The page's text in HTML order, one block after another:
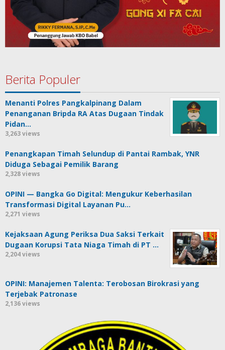
Berita Populer
Menanti Polres Pangkalpinang Dalam
Penanganan Bripda RA Atas Dugaan Tindak
Pidan…
3,263 views
Penangkapan Timah Selundup di Pantai Rambak, YNR
Diduga Sebagai Pemilik Barang
2,328 views
OPINI — Bangka Go Digital: Mengukur Keberhasilan
Transformasi Digital Layanan Pu…
2,271 views
Kejaksaan Agung Periksa Dua Saksi Terkait
Dugaan Korupsi Tata Niaga Timah di PT …
2,204 views
OPINI: Manajemen Talenta: Terobosan Birokrasi yang
Terjebak Patronase
2,136 views